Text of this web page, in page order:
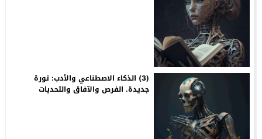
(3) الذكاء الاصطناعي والأدب: ثورة
جديدة. الفرص والآفاق والتحديات